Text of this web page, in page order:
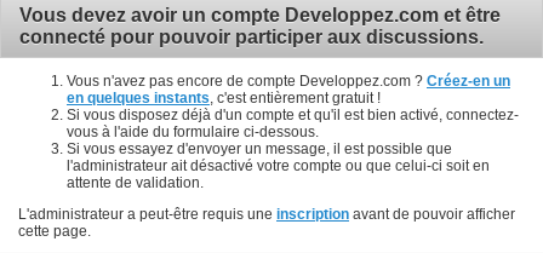
Vous devez avoir un compte Developpez.com et être
connecté pour pouvoir participer aux discussions.
Vous n'avez pas encore de compte Developpez.com ? Créez-en un
en quelques instants , c'est entièrement gratuit !
Si vous disposez déjà d'un compte et qu'il est bien activé, connectez-
vous à l'aide du formulaire ci-dessous.
Si vous essayez d'envoyer un message, il est possible que
l'administrateur ait désactivé votre compte ou que celui-ci soit en
attente de validation.
L'administrateur a peut-être requis une inscription avant de pouvoir afficher
cette page.